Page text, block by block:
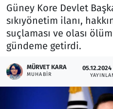
Güney Kore Devlet
sıkıyönetim ilanı,
suçlaması ve olası
gündeme getirdi.
MÜRVET KARA
MUHABIR
05.12.2024
Lezzet Durağı
Memur ve Kamu
Otomobil
Oyun